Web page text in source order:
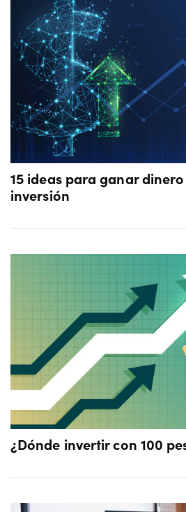
15 ideas para ganar
inversión
¿Dónde invertir con 100